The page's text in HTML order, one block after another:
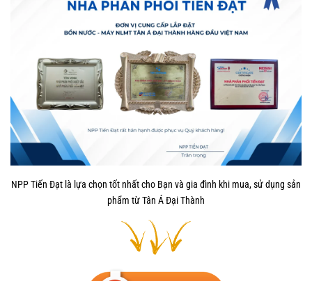
NPP Tiến Đạt là lựa chọn tốt nhất cho Bạn và gia đình khi mua, sử dụng sản
phẩm từ Tân Á Đại Thành